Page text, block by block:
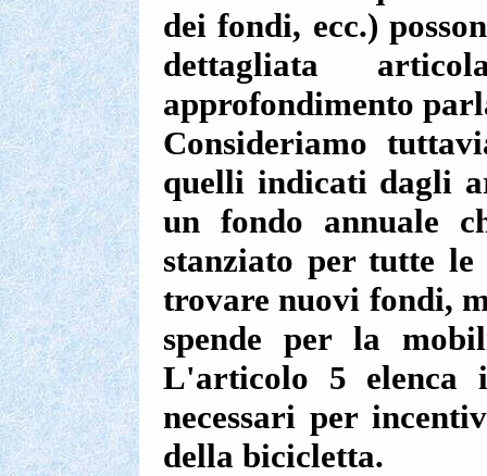
dei fondi, ecc.)
dettagliata
approfondimento
Consideriamo
quelli indicati dagli
un fondo annuale
stanziato per tutte
trovare nuovi fondi,
spende per la
L'articolo 5 elenca
necessari per
della bicicletta.